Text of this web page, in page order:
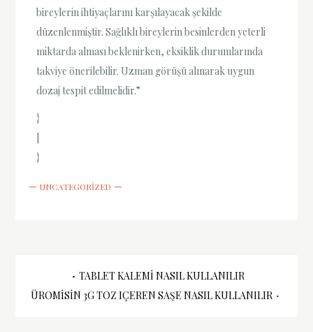
bireylerin ihtiyaçlarını karşılayacak şekilde
düzenlenmiştir. Sağlıklı bireylerin besinlerden yeterli
miktarda alması beklenirken, eksiklik durumlarında
takviye önerilebilir. Uzman görüşü alınarak uygun
dozaj tespit edilmelidir.”
}
]
}
UNCATEGORIZED
Yazı TABLET KALEMI NASIL KULLANILIR
ÜROMISIN 3G TOZ IÇEREN SAŞE NASIL KULLANILIR